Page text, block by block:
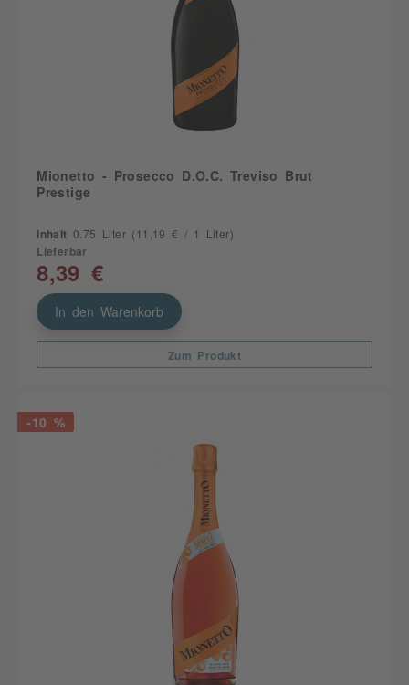
Mionetto - Prosecco D.O.C. Treviso Brut
Prestige
Inhalt 0.75 Liter (11,19 € / 1 Liter)
Lieferbar
8,39 €
In den Warenkorb
Zum Produkt
-10 %